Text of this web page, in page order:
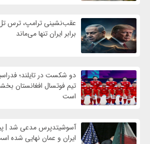
عقب‌نشینی ترامپ، ترس
برابر ایران تنها می‌ماند
دو شکست در تایلند؛
تیم فوتسال افغانستان
است
آسوشیتدپرس مدعی شد |
ایران و عمان نهایی شده